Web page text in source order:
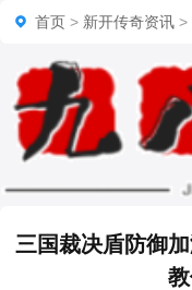
首页 > 新开传奇资讯 >
三国裁决盾防御